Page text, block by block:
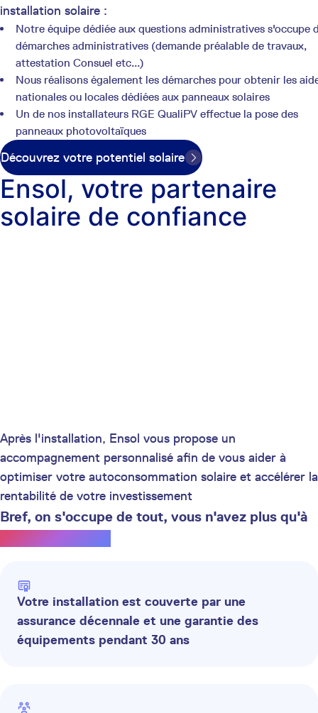
installation solaire :
Notre équipe dédiée aux questions administratives s'occupe
démarches administratives (demande préalable de travaux,
attestation Consuel etc...)
Nous réalisons également les démarches pour obtenir les
nationales ou locales dédiées aux panneaux solaires
Un de nos installateurs RGE QualiPV effectue la pose des
panneaux photovoltaïques
Découvrez votre potentiel solaire
Ensol, votre partenaire
solaire de confiance
Après l'installation, Ensol vous propose un
accompagnement personnalisé afin de vous aider à
optimiser votre autoconsommation solaire et accélérer la
rentabilité de votre investissement
Bref, on s'occupe de tout, vous n'avez plus qu'à
profiter du soleil.
Votre installation est couverte par une
assurance décennale et une garantie des
équipements pendant 30 ans